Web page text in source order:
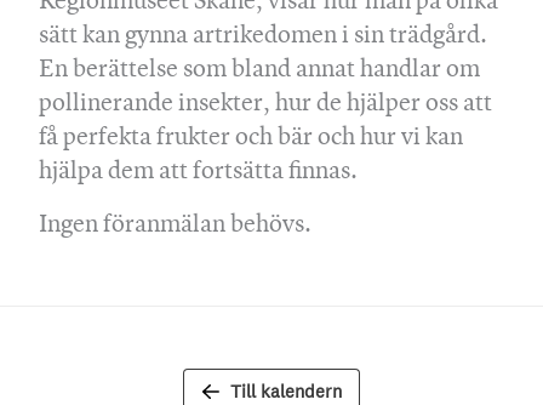
sätt kan gynna artrikedomen i sin trädgård.
En berättelse som bland annat handlar om
pollinerande insekter, hur de hjälper oss att
få perfekta frukter och bär och hur vi kan
hjälpa dem att fortsätta finnas.
Ingen föranmälan behövs.
Till kalendern